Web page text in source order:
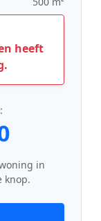
heeft
in
knop.